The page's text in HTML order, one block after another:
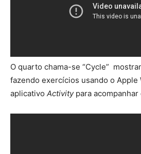
O quarto chama-se “Cycle”
fazendo exercícios usando o Apple
aplicativo Activitypara acompanhar